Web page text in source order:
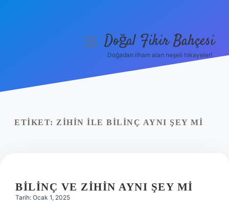
Yasal Uyarı
menüyüDoğal Fikir Bahçesi
Doğadan ilham alan neşeli hikayeler!
ETIKET: ZIHIN ILE BILINÇ AYNI ŞEY MI
BILINÇ VE ZIHIN AYNI ŞEY MI
Tarih: Ocak 1, 2025